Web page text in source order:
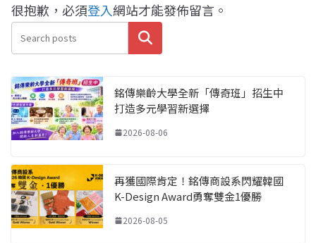
很抱歉，必須登入網站才能發佈留言。
搜尋
銘傳樂齡大學全新「傳奇班」招生中
打造多元學習新選擇
2026-08-06
再獲國際肯定！銘傳商設系閃耀韓國
K-Design Award勇奪雙金1優勝
2026-08-05